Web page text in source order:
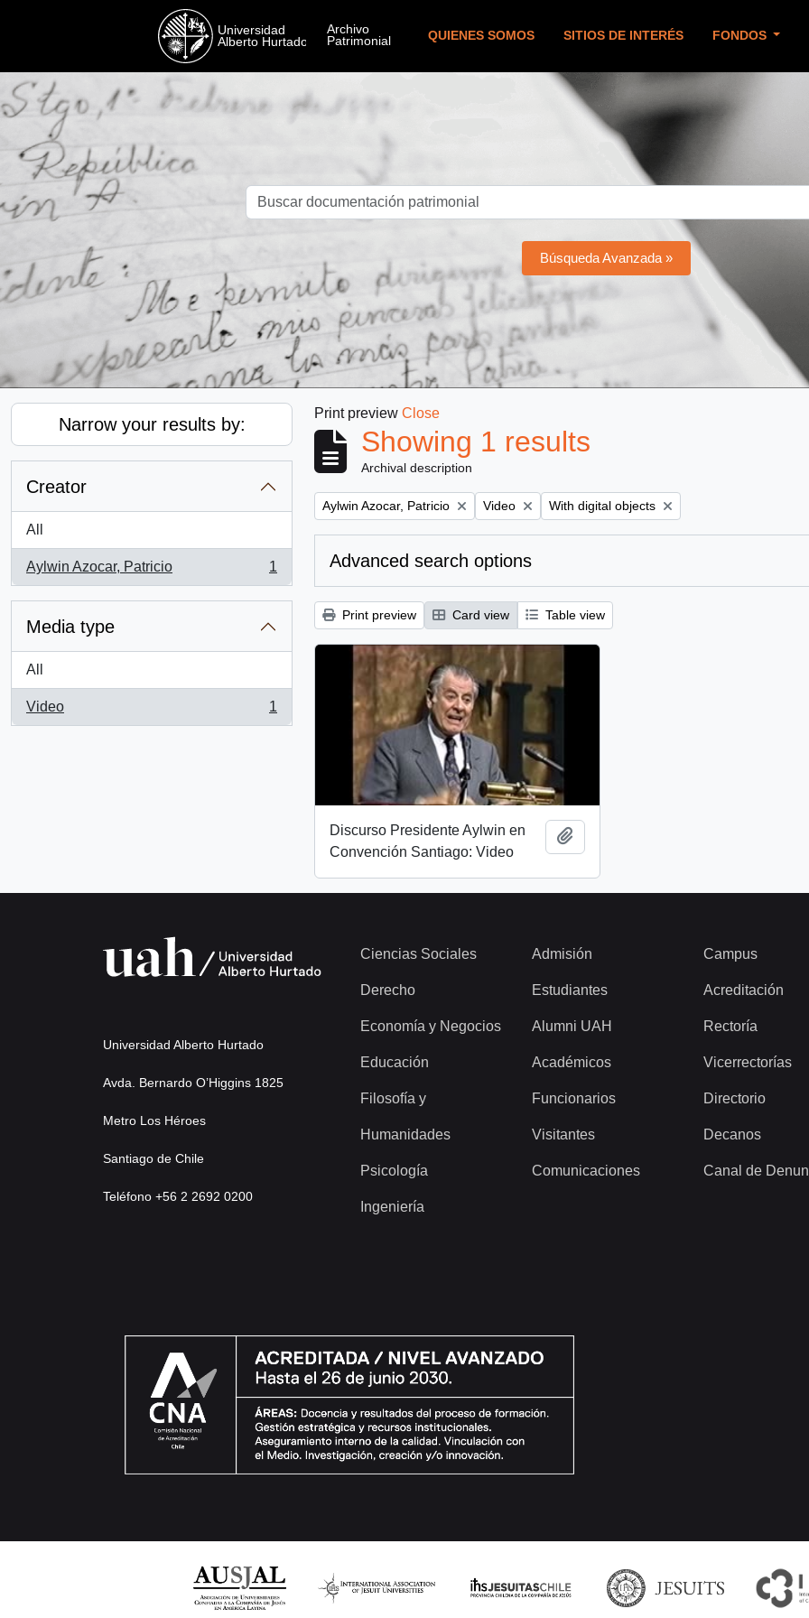
QUIENES SOMOS SITIOS DE INTERÉS FONDOS
Búsqueda Avanzada »
Narrow your results by:
Creator
All
Aylwin Azocar, Patricio
, 1 results
1
Media type
All
Video
, 1 results
1
Print preview Close
Showing 1 results
Archival description
Remove filter:
Aylwin Azocar, Patricio Remove filter:
Video Remove filter:
With digital objects
Advanced search options
Print preview Card view Table view
Discurso Presidente Aylwin en
Convención Santiago: Video
Universidad Alberto Hurtado
Avda. Bernardo O’Higgins 1825
Metro Los Héroes
Santiago de Chile
Teléfono +56 2 2692 0200
Ciencias Sociales
Derecho
Economía y Negocios
Educación
Filosofía y
Humanidades
Psicología
Ingeniería
Admisión
Estudiantes
Alumni UAH
Académicos
Funcionarios
Visitantes
Comunicaciones
Campus
Acreditación
Rectoría
Vicerrectorías
Directorio
Decanos
Canal de